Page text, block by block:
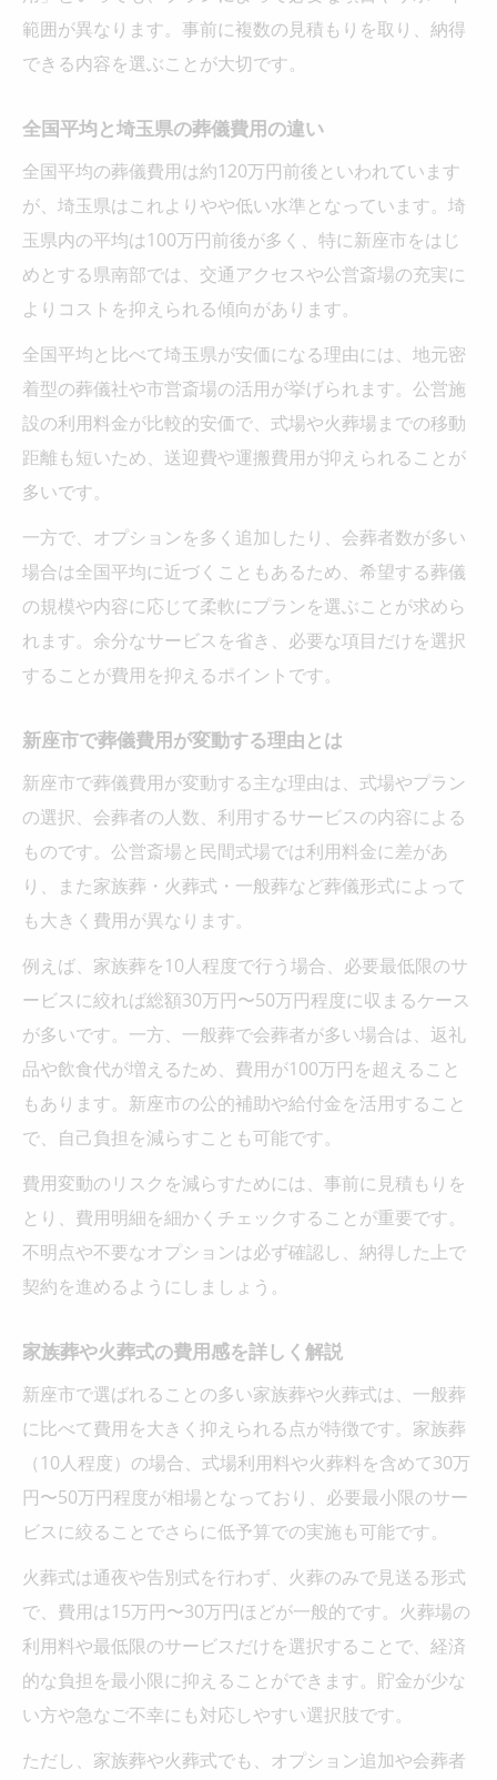
範囲が異なります。事前に複数の見積もりを取り、納得
できる内容を選ぶことが大切です。
全国平均と埼玉県の葬儀費用の違い
全国平均の葬儀費用は約120万円前後といわれています
が、埼玉県はこれよりやや低い水準となっています。埼
玉県内の平均は100万円前後が多く、特に新座市をはじ
めとする県南部では、交通アクセスや公営斎場の充実に
よりコストを抑えられる傾向があります。
全国平均と比べて埼玉県が安価になる理由には、地元密
着型の葬儀社や市営斎場の活用が挙げられます。公営施
設の利用料金が比較的安価で、式場や火葬場までの移動
距離も短いため、送迎費や運搬費用が抑えられることが
多いです。
一方で、オプションを多く追加したり、会葬者数が多い
場合は全国平均に近づくこともあるため、希望する葬儀
の規模や内容に応じて柔軟にプランを選ぶことが求めら
れます。余分なサービスを省き、必要な項目だけを選択
することが費用を抑えるポイントです。
新座市で葬儀費用が変動する理由とは
新座市で葬儀費用が変動する主な理由は、式場やプラン
の選択、会葬者の人数、利用するサービスの内容による
ものです。公営斎場と民間式場では利用料金に差があ
り、また家族葬・火葬式・一般葬など葬儀形式によって
も大きく費用が異なります。
例えば、家族葬を10人程度で行う場合、必要最低限のサ
ービスに絞れば総額30万円〜50万円程度に収まるケース
が多いです。一方、一般葬で会葬者が多い場合は、返礼
品や飲食代が増えるため、費用が100万円を超えること
もあります。新座市の公的補助や給付金を活用すること
で、自己負担を減らすことも可能です。
費用変動のリスクを減らすためには、事前に見積もりを
とり、費用明細を細かくチェックすることが重要です。
不明点や不要なオプションは必ず確認し、納得した上で
契約を進めるようにしましょう。
家族葬や火葬式の費用感を詳しく解説
新座市で選ばれることの多い家族葬や火葬式は、一般葬
に比べて費用を大きく抑えられる点が特徴です。家族葬
（10人程度）の場合、式場利用料や火葬料を含めて30万
円〜50万円程度が相場となっており、必要最小限のサー
ビスに絞ることでさらに低予算での実施も可能です。
火葬式は通夜や告別式を行わず、火葬のみで見送る形式
で、費用は15万円〜30万円ほどが一般的です。火葬場の
利用料や最低限のサービスだけを選択することで、経済
的な負担を最小限に抑えることができます。貯金が少な
い方や急なご不幸にも対応しやすい選択肢です。
ただし、家族葬や火葬式でも、オプション追加や会葬者